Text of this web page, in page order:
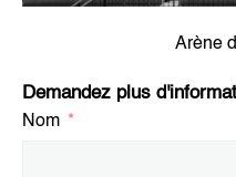
Arène
Demandez plus
Nom